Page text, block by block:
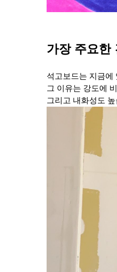
가장 주요한
석고보드는 지금에
그 이유는 강도에
그리고 내화성도